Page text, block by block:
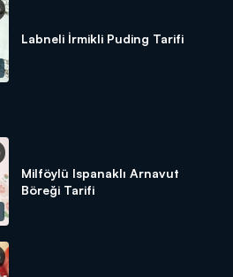
Labneli İrmikli Puding Tarifi
Milföylü Ispanaklı Arnavut
Böreği Tarifi